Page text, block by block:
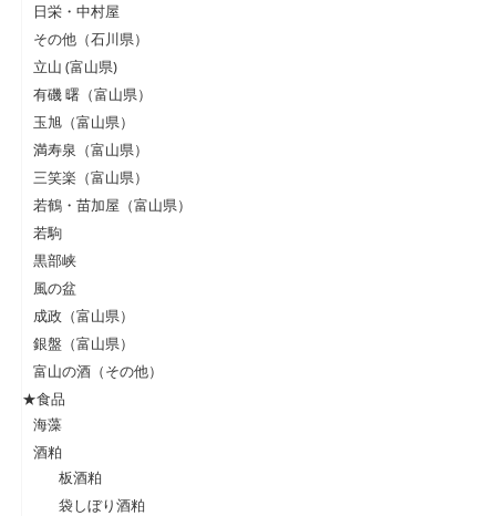
日栄・中村屋
その他（石川県）
立山 (富山県)
有磯 曙（富山県）
玉旭（富山県）
満寿泉（富山県）
三笑楽（富山県）
若鶴・苗加屋（富山県）
若駒
黒部峡
風の盆
成政（富山県）
銀盤（富山県）
富山の酒（その他）
★食品
海藻
酒粕
板酒粕
袋しぼり酒粕